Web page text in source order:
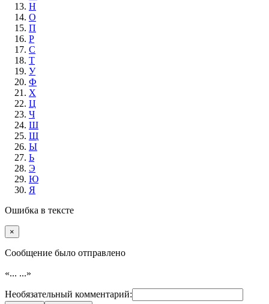
Н
О
П
Р
С
Т
У
Ф
Х
Ц
Ч
Ш
Щ
Ы
Ь
Э
Ю
Я
Ошибка в тексте
×
Cообщение было отправлено
«... ...»
Необязательный комментарий: